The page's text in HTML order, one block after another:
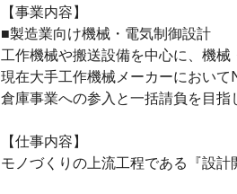
【事業内容】
■製造業向け機械・電気制御設計
工作機械や搬送設備を中心に、機
現在大手工作機械メーカーにおい
倉庫事業への参入と一括請負を目指
【仕事内容】
モノづくりの上流工程である『設